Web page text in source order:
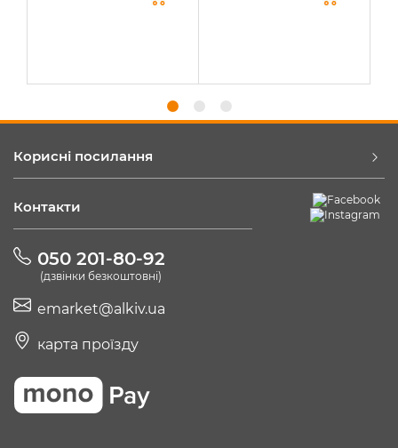
Корисні посилання
Контакти
050 201-80-92
(дзвінки безкоштовні)
emarket@alkiv.ua
карта проїзду